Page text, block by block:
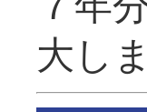
大